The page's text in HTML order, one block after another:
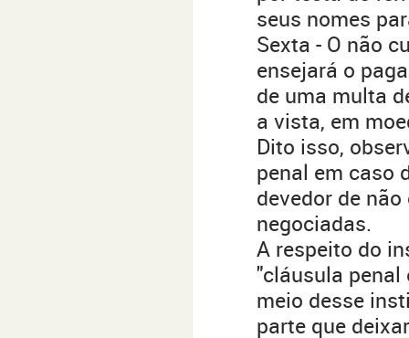
seus nomes
Sexta - O não
ensejará o
de uma multa
a vista, em
Dito isso,
penal em caso
devedor de
negociadas.
A respeito do
"cláusula
meio desse
parte que